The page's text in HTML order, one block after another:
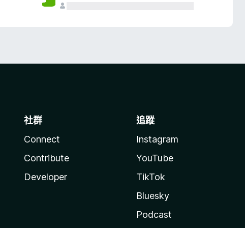
社群
Connect
Contribute
Developer
追蹤
Instagram
YouTube
TikTok
Bluesky
Podcast